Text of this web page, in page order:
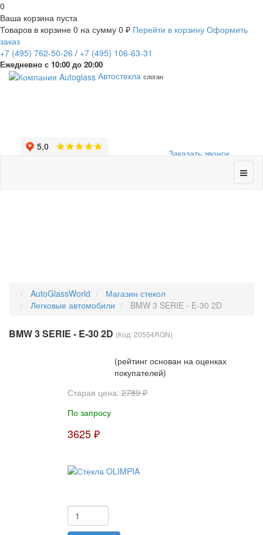
0
Ваша корзина пуста
Товаров в корзине 0 на сумму 0 ₽ Перейти в корзину Оформить
заказ
+7 (495) 762-50-26 / +7 (495) 106-63-31
Ежедневно с 10:00 до 20:00
Заказать звонок
Автостекла слоган
AutoGlassWorld
Магазин стекол
Легковые автомобили
BMW 3 SERIE - E-30 2D
BMW 3 SERIE - E-30 2D (Код:20554RGN)
(рейтинг основан на оценках
покупателей)
Старая цена: 2789 ₽
По запросу
3625 ₽